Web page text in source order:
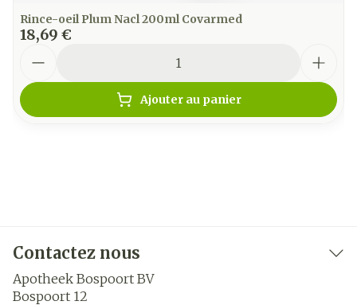
Rince-oeil Plum Nacl 200ml Covarmed
18,69 €
Ajouter au panier
Contactez nous
Apotheek Bospoort BV
Bospoort 12